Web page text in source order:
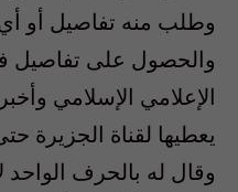
وطلب منه تفاصيل أو
والحصول على تفاصيل
الإعلامي الإسلامي
يعطيها لقناة الجزيرة
وقال له بالحرف الواحد